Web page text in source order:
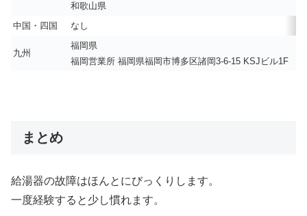
和歌山県
中国・四国
なし
九州
福岡県
福岡営業所 福岡県福岡市博多区諸岡3-6-15 KSJビル1F
まとめ
給湯器の故障はほんとにびっくりします。
一度経験すると少し慣れます。